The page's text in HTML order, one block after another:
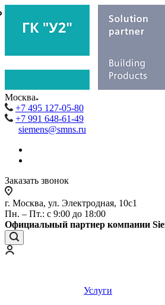
Москва
+7 495 127-05-80
+7 991 648-61-49
siemens@smns.ru
Заказать звонок
г. Москва, ул. Электродная, 10с1
Пн. – Пт.: с 9:00 до 18:00
Официальный партнер компании
Услуги